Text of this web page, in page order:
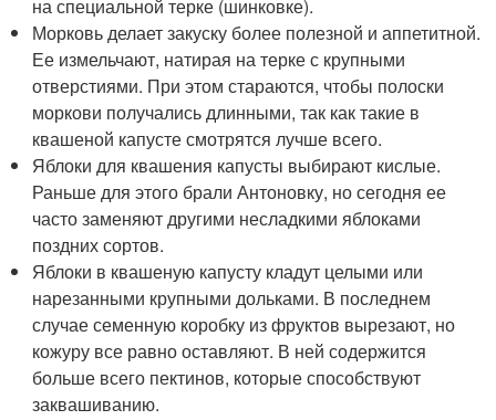
на специальной терке (шинковке).
Морковь делает закуску более полезной и аппетитной.
Ее измельчают, натирая на терке с крупными
отверстиями. При этом стараются, чтобы полоски
моркови получались длинными, так как такие в
квашеной капусте смотрятся лучше всего.
Яблоки для квашения капусты выбирают кислые.
Раньше для этого брали Антоновку, но сегодня ее
часто заменяют другими несладкими яблоками
поздних сортов.
Яблоки в квашеную капусту кладут целыми или
нарезанными крупными дольками. В последнем
случае семенную коробку из фруктов вырезают, но
кожуру все равно оставляют. В ней содержится
больше всего пектинов, которые способствуют
заквашиванию.